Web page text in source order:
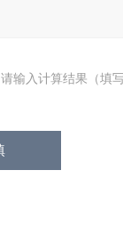
请输入计算结果（填